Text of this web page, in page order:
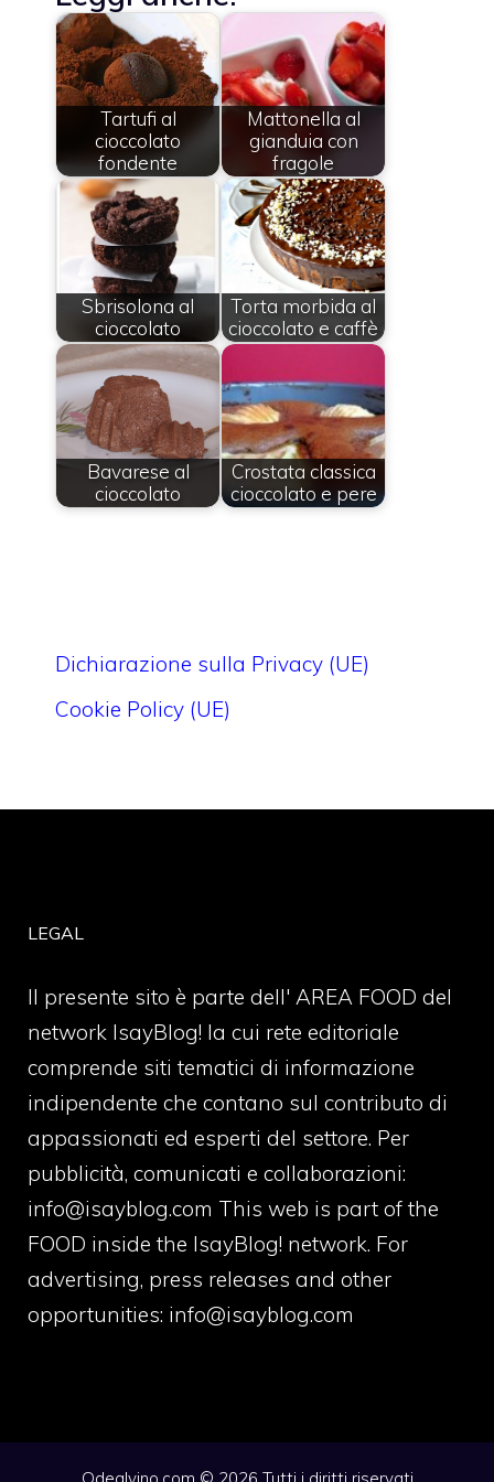
Tartufi al
cioccolato
fondente
Mattonella al
gianduia con
fragole
Sbrisolona al
cioccolato
Torta morbida al
cioccolato e caffè
Bavarese al
cioccolato
Crostata classica
cioccolato e pere
Dichiarazione sulla Privacy (UE)
Cookie Policy (UE)
LEGAL
Il presente sito è parte dell' AREA FOOD del
network IsayBlog! la cui rete editoriale
comprende siti tematici di informazione
indipendente che contano sul contributo di
appassionati ed esperti del settore. Per
pubblicità, comunicati e collaborazioni:
info@isayblog.com This web is part of the
FOOD inside the IsayBlog! network. For
advertising, press releases and other
opportunities: info@isayblog.com